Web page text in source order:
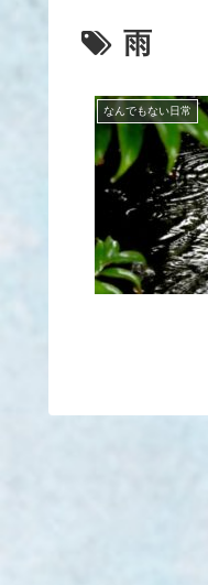
雨
なんでもない日常